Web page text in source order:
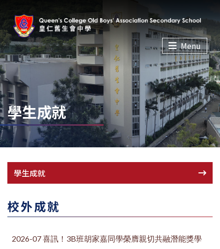
Menu
學生成就
學生成就
校外成就
2026-07 喜訊！3B班胡家嘉同學榮膺親切共融潛能獎學